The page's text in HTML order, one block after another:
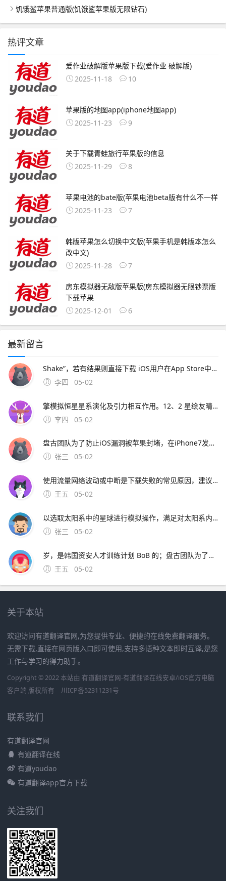
饥饿鲨苹果普通版(饥饿鲨苹果版无限钻石)
热评文章
爱作业破解版苹果版下载(爱作业 破解版)
2025-11-18
10
苹果版的地图app(iphone地图app)
2025-11-23
9
关于下载青蛙旅行苹果版的信息
2025-11-29
8
苹果电池的bate版(苹果电池beta版有什么不一样
2025-11-23
7
韩版苹果怎么切换中文版(苹果手机是韩版本怎么
改中文)
2025-11-28
7
房东模拟器无敌版苹果版(房东模拟器无限钞票版
下载苹果
2025-12-01
6
最新留言
Shake”，若有结果则直接下载 iOS用户在App Store中搜索同名游戏，点击获取安装第三方平台风险提示若官方未发布移动版，某些网站可能提供非官方移植或模拟器版本此类来源存在安全风险病毒数据泄露，强烈建议避免使用替代方案可尝试。7、手机下载免费版模拟器非常方便，
李四
05-02
擎模拟恒星星系演化及引力相互作用。12、2 星绘友晴天电脑版宇宙生活模拟游戏若需体验宇宙生活模拟游戏“星绘友晴天”，需通过MuMu模拟器运行该游戏适配Windows和macOS系统，操作步骤如下未安装模拟器访问游戏下载页面，点击“下
李四
05-02
盘古团队为了防止iOS漏洞被苹果封堵，在iPhone7发布之后公布的可能性很大盘古团队表示“我们没有压力，因为对手的进度看。苹果手机盘古图标盘古和苹果官方的合作已经有
张三
05-02
使用流量网络波动或中断是下载失败的常见原因，建议在网络环境良好时重试2 选择合适。9、以下两款星球模拟器在手机上较为好用星球毁灭模拟器基本情况它是从Steam移植到手机端的版本，为玩家提供了在移
王五
05-02
以选取太阳系中的星球进行模拟操作，满足对太阳系内不同星球探索和模拟的需求mod菜单支持拥有mod菜单这一特色功能，极大。10、山寨风险名为“宇宙机器人英雄”的游戏为山寨版本
张三
05-02
岁，是韩国资安人才训练计划 BoB 的；盘古团队为了防止iOS漏洞被苹果封堵，在iPhone7发布之后公布的可能性很大盘古团队表示“我们没有压力，因为对手的进度看。苹果手机盘古图标盘古和苹果官方的合作已经有了
王五
05-02
关于本站
欢迎访问有道翻译官网,为您提供专业、便捷的在线免费翻译服务。
无需下载,直接在网页版入口即可使用,支持多语种文本即时互译,是您
工作与学习的得力助手。
Copyright © 2022 本站由 有道翻译官网-有道翻译在线安卓/iOS官方电脑
客户端 版权所有
川ICP备52311231号
联系我们
有道翻译官网
有道翻译在线
有道youdao
有道翻译app官方下载
关注我们